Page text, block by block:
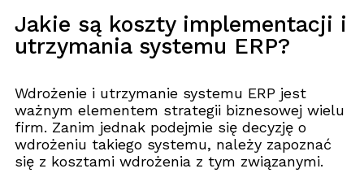
Jakie są koszty implementacji i
utrzymania systemu ERP?
Wdrożenie i utrzymanie systemu ERP jest
ważnym elementem strategii biznesowej wielu
firm. Zanim jednak podejmie się decyzję o
wdrożeniu takiego systemu, należy zapoznać
się z kosztami wdrożenia z tym związanymi.